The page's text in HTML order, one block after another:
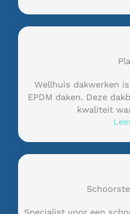
Wellhuis dakwerken
EPDM daken. Deze
kwaliteit